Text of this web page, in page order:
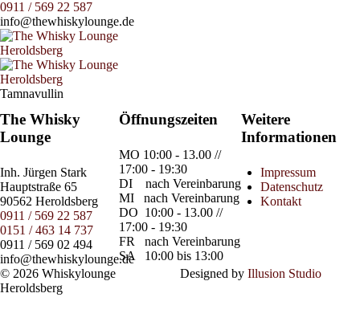
0911 / 569 22 587
info@thewhiskylounge.de
Tamnavullin
The Whisky
Lounge
Inh. Jürgen Stark
Hauptstraße 65
90562 Heroldsberg
0911 / 569 22 587
0151 / 463 14 737
0911 / 569 02 494
info@thewhiskylounge.de
Öffnungszeiten
MO 10:00 - 13.00 //
17:00 - 19:30
DI
nach Vereinbarung
MI
nach Vereinbarung
DO 10:00 - 13.00 //
17:00 - 19:30
FR
nach Vereinbarung
SA
10:00 bis 13:00
Weitere
Informationen
Impressum
Datenschutz
Kontakt
© 2026 Whiskylounge
Heroldsberg
Designed by Illusion Studio